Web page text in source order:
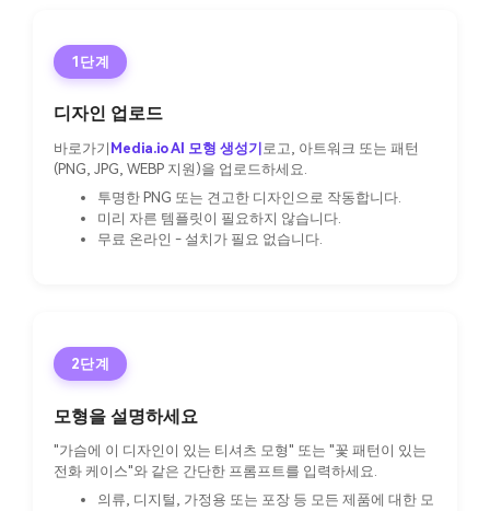
1단계
디자인 업로드
바로가기 Media.io AI 모형 생성기 로고, 아트워크 또는 패턴
(PNG, JPG, WEBP 지원)을 업로드하세요.
투명한 PNG 또는 견고한 디자인으로 작동합니다.
미리 자른 템플릿이 필요하지 않습니다.
무료 온라인 - 설치가 필요 없습니다.
2단계
모형을 설명하세요
"가슴에 이 디자인이 있는 티셔츠 모형" 또는 "꽃 패턴이 있는
전화 케이스"와 같은 간단한 프롬프트를 입력하세요.
의류, 디지털, 가정용 또는 포장 등 모든 제품에 대한 모